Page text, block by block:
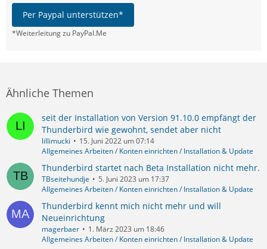
Per Paypal unterstützen*
*Weiterleitung zu PayPal.Me
Ähnliche Themen
seit der Installation von Version 91.10.0 empfängt der
Thunderbird wie gewohnt, sendet aber nicht
lillimucki
15. Juni 2022 um 07:14
Allgemeines Arbeiten / Konten einrichten / Installation & Update
Thunderbird startet nach Beta Installation nicht mehr.
TBseitehundje
5. Juni 2023 um 17:37
Allgemeines Arbeiten / Konten einrichten / Installation & Update
Thunderbird kennt mich nicht mehr und will
Neueinrichtung
magerbaer
1. März 2023 um 18:46
Allgemeines Arbeiten / Konten einrichten / Installation & Update